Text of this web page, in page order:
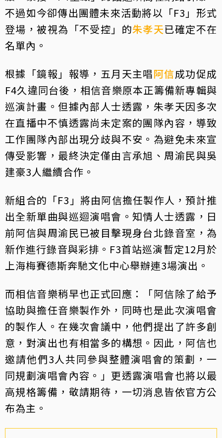
不過如今卻傳出團體未來活動將以「F3」形式
登場，被視為「不受控」的朱孝天已確定不在
名單內。
根據「鏡報」報導，五月天主唱阿信成功促成
F4久違同台後，相信音樂原本正籌備新專輯與
巡演計畫。但據內部人士透露，朱孝天因多次
在直播中不慎透露尚未定案的團隊內容，導致
工作團隊內部出現分歧與不安。為避免未來宣
傳受影響，最終決定僅由言承旭、周渝民與吳
建豪3人繼續合作。
新組合的「F3」將由阿信擔任製作人，預計推
出全新單曲與巡迴演唱會。知情人士透露，日
前阿信與周渝民已被目擊現身台北錄音室，為
新作進行錄音與彩排。F3首站巡演暫定12月於
上海梅賽德斯奔馳文化中心舉辦連3場演出。
而相信音樂稍早也正式回應：「阿信除了給予
協助與擔任音樂製作外，同時也是此次演唱會
的製作人。在幾次會議中，他們提出了許多創
意，對演出也有相當多的構想。因此，阿信也
邀請他們3人共同參與整體演唱會的策劃，一
同規劃演唱會內容。」更透露演唱會也將以最
高規格籌備，敬請期待，一切消息皆依官方公
布為主。